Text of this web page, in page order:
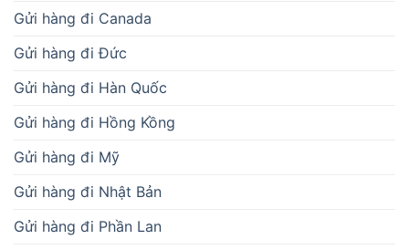
Gửi hàng đi Canada
Gửi hàng đi Đức
Gửi hàng đi Hàn Quốc
Gửi hàng đi Hồng Kồng
Gửi hàng đi Mỹ
Gửi hàng đi Nhật Bản
Gửi hàng đi Phần Lan